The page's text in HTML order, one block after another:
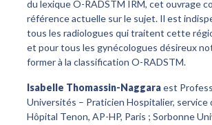
du lexique O-RADSTM IRM, cet ouvrage
référence actuelle sur le sujet. Il est
tous les radiologues qui traitent cette
et pour tous les gynécologues désireux
former à la classification O-RADSTM.
Isabelle Thomassin-Naggaraest
Universités – Praticien Hospitalier, service
Hôpital Tenon, AP-HP, Paris ; Sorbonne